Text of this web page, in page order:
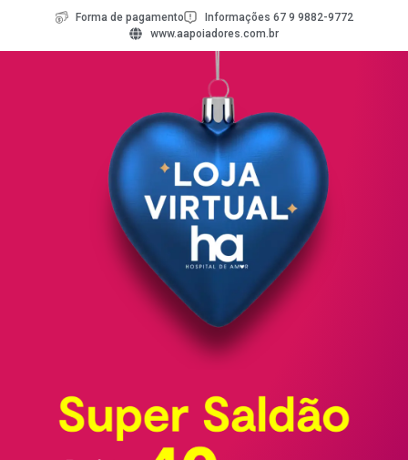
Forma de pagamento
Informações 67 9 9882-9772
www.aapoiadores.com.br